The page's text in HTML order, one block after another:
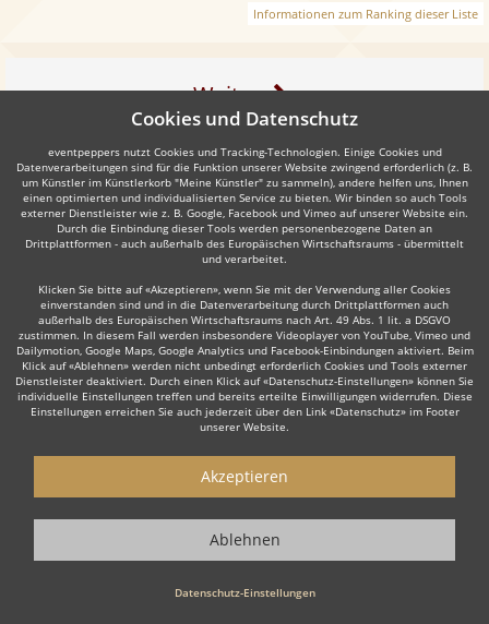
Informationen zum Ranking dieser Liste
Weiter
Auch interessant:
Bauchtänzer Feuer- & Schlangen Jazz & Modern
Wie funktioniert's?
Starten Sie mit dem Button 'Kostenlos anfragen' eine Anfrage an die für
Sie interessanten Showkünstler - also z. B. bestimmte Varieté- &
Travestiekünstler. Diesen Button finden Sie auf den jeweiligen Künstler-
Profil-Seiten der Showkünstler.
Cookies und Datenschutz
eventpeppers nutzt Cookies und Tracking-Technologien. Einige Cookies und
Datenverarbeitungen sind für die Funktion unserer Website zwingend erforderlich (z. B.
um Künstler im Künstlerkorb "Meine Künstler" zu sammeln), andere helfen uns, Ihnen
einen optimierten und individualisierten Service zu bieten. Wir binden so auch Tools
externer Dienstleister wie z. B. Google, Facebook und Vimeo auf unserer Website ein.
Durch die Einbindung dieser Tools werden personenbezogene Daten an
Drittplattformen - auch außerhalb des Europäischen Wirtschaftsraums - übermittelt
und verarbeitet.
Klicken Sie bitte auf «Akzeptieren», wenn Sie mit der Verwendung aller Cookies
einverstanden sind und in die Datenverarbeitung durch Drittplattformen auch
außerhalb des Europäischen Wirtschaftsraums nach Art. 49 Abs. 1 lit. a DSGVO
zustimmen. In diesem Fall werden insbesondere Videoplayer von YouTube, Vimeo und
Dailymotion, Google Maps, Google Analytics und Facebook-Einbindungen aktiviert. Beim
Klick auf «Ablehnen» werden nicht unbedingt erforderlich Cookies und Tools externer
Dienstleister deaktiviert. Durch einen Klick auf «Datenschutz-Einstellungen» können Sie
individuelle Einstellungen treffen und bereits erteilte Einwilligungen widerrufen. Diese
Einstellungen erreichen Sie auch jederzeit über den Link «Datenschutz» im Footer
unserer Website.
Datenschutz-Einstellungen
Akzeptieren
Ablehnen